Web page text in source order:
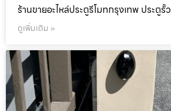
ร้านขายอะไหล่ประตูรีโมทกรุงเทพ ประตูรั้ว
ดูเพิ่มเติม »